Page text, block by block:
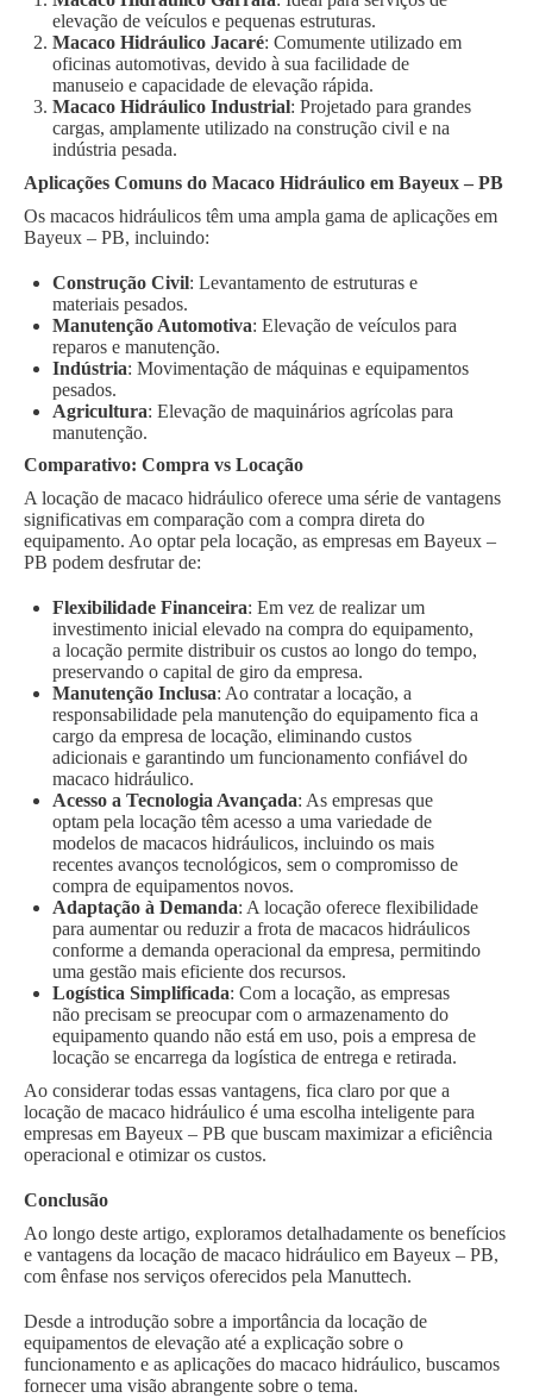
elevação de veículos e pequenas estruturas.
Macaco Hidráulico Jacaré: Comumente utilizado em
oficinas automotivas, devido à sua facilidade de
manuseio e capacidade de elevação rápida.
Macaco Hidráulico Industrial: Projetado para grandes
cargas, amplamente utilizado na construção civil e na
indústria pesada.
Aplicações Comuns do Macaco Hidráulico em Bayeux – PB
Os macacos hidráulicos têm uma ampla gama de aplicações em
Bayeux – PB, incluindo:
Construção Civil: Levantamento de estruturas e
materiais pesados.
Manutenção Automotiva: Elevação de veículos para
reparos e manutenção.
Indústria: Movimentação de máquinas e equipamentos
pesados.
Agricultura: Elevação de maquinários agrícolas para
manutenção.
Comparativo: Compra vs Locação
A locação de macaco hidráulico oferece uma série de vantagens
significativas em comparação com a compra direta do
equipamento. Ao optar pela locação, as empresas em Bayeux –
PB podem desfrutar de:
Flexibilidade Financeira: Em vez de realizar um
investimento inicial elevado na compra do equipamento,
a locação permite distribuir os custos ao longo do tempo,
preservando o capital de giro da empresa.
Manutenção Inclusa: Ao contratar a locação, a
responsabilidade pela manutenção do equipamento fica a
cargo da empresa de locação, eliminando custos
adicionais e garantindo um funcionamento confiável do
macaco hidráulico.
Acesso a Tecnologia Avançada: As empresas que
optam pela locação têm acesso a uma variedade de
modelos de macacos hidráulicos, incluindo os mais
recentes avanços tecnológicos, sem o compromisso de
compra de equipamentos novos.
Adaptação à Demanda: A locação oferece flexibilidade
para aumentar ou reduzir a frota de macacos hidráulicos
conforme a demanda operacional da empresa, permitindo
uma gestão mais eficiente dos recursos.
Logística Simplificada: Com a locação, as empresas
não precisam se preocupar com o armazenamento do
equipamento quando não está em uso, pois a empresa de
locação se encarrega da logística de entrega e retirada.
Ao considerar todas essas vantagens, fica claro por que a
locação de macaco hidráulico é uma escolha inteligente para
empresas em Bayeux – PB que buscam maximizar a eficiência
operacional e otimizar os custos.
Conclusão
Ao longo deste artigo, exploramos detalhadamente os benefícios
e vantagens da locação de macaco hidráulico em Bayeux – PB,
com ênfase nos serviços oferecidos pela Manuttech.
Desde a introdução sobre a importância da locação de
equipamentos de elevação até a explicação sobre o
funcionamento e as aplicações do macaco hidráulico, buscamos
fornecer uma visão abrangente sobre o tema.